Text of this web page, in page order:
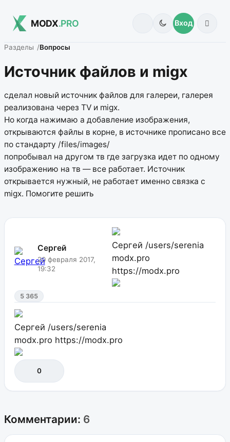
MODX.PRO Вход
Разделы Вопросы
Источник файлов и migx
сделал новый источник файлов для галереи, галерея
реализована через TV и migx.
Но когда нажимаю а добавление изображения,
открываются файлы в корне, в источнике прописано все
по стандарту /files/images/
попробывал на другом тв где загрузка идет по одному
изображению на тв — все работает. Источник
открывается нужный, не работает именно связка с
migx. Помогите решить
Сергей
20 февраля 2017,
19:32
Сергей /users/serenia
modx.pro
https://modx.pro
5 365
Сергей /users/serenia
modx.pro https://modx.pro
0
Комментарии: 6